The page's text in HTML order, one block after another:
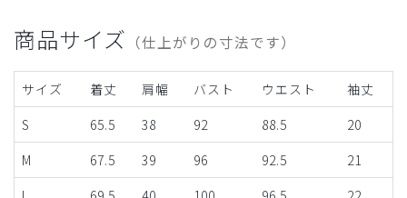
商品サイズ （仕上がりの寸法です）
サイズ 着丈 肩幅 バスト ウエスト
袖丈
S
65.5 38 92 88.5
20
M
67.5 39 96 92.5
21